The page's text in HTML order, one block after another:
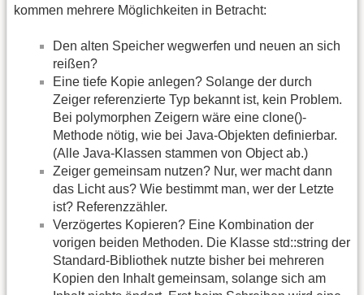
kommen mehrere Möglichkeiten in Betracht:
Den alten Speicher wegwerfen und neuen an sich
reißen?
Eine tiefe Kopie anlegen? Solange der durch
Zeiger referenzierte Typ bekannt ist, kein Problem.
Bei polymorphen Zeigern wäre eine clone()-
Methode nötig, wie bei Java-Objekten definierbar.
(Alle Java-Klassen stammen von Object ab.)
Zeiger gemeinsam nutzen? Nur, wer macht dann
das Licht aus? Wie bestimmt man, wer der Letzte
ist? Referenzzähler.
Verzögertes Kopieren? Eine Kombination der
vorigen beiden Methoden. Die Klasse std::string der
Standard-Bibliothek nutzte bisher bei mehreren
Kopien den Inhalt gemeinsam, solange sich am